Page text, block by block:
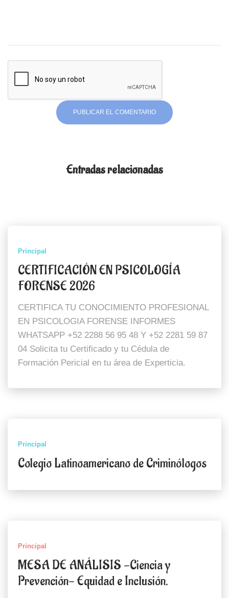
Entradas relacionadas
Principal
CERTIFICACIÓN EN PSICOLOGÍA
FORENSE 2026
CERTIFICA TU CONOCIMIENTO PROFESIONAL
EN PSICOLOGIA FORENSE INFORMES
WHATSAPP +52 2288 56 95 48 Y +52 2281 59 87
04 Solicita tu Certificado y tu Cédula de
Formación Pericial en tu área de Experticia.
Principal
Colegio Latinoamericano de Criminólogos
Principal
MESA DE ANÁLISIS -Ciencia y
Prevención- Equidad e Inclusión.